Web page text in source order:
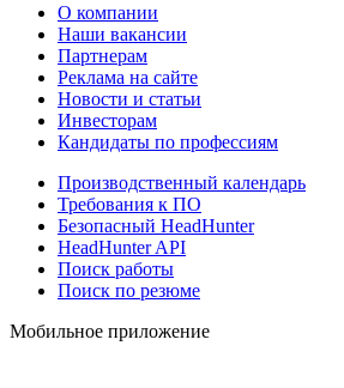
О компании
Наши вакансии
Партнерам
Реклама на сайте
Новости и статьи
Инвесторам
Кандидаты по профессиям
Производственный календарь
Требования к ПО
Безопасный HeadHunter
HeadHunter API
Поиск работы
Поиск по резюме
Мобильное приложение